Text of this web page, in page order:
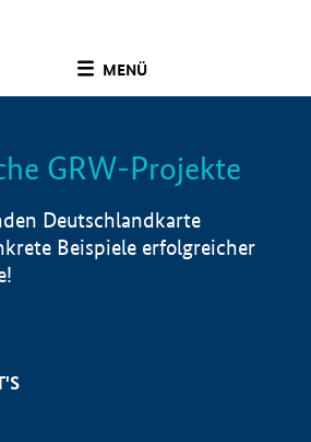
MENÜ
Info
GRW-Projekte
Deutschlandkarte
Beispiele erfolgreicher